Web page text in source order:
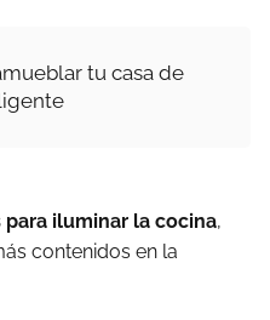
tu casa de
para iluminar la cocina,
contenidos en la